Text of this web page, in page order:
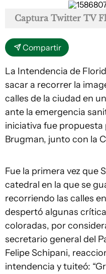
Captura Twitter TV
Compartir
La Intendencia de
sacar a recorrer la
calles de la ciudad en
ante la emergencia
iniciativa fue
Brugman, junto con la
Fue la primera vez que
catedral en la que se
recorriendo las calles
despertó algunas
coloradas, por
secretario general del
Felipe Schipani,
intendencia y tuiteó: